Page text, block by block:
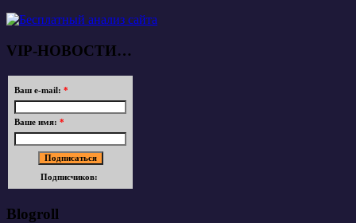
VIP-НОВОСТИ…
Ваш e-mail: *
Ваше имя: *
Подписчиков:
Blogroll